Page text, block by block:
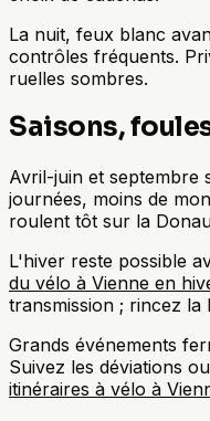
La nuit, feux blanc
contrôles fréquents.
ruelles sombres.
Saisons,
Avril-juin et septembre
journées, moins de
roulent tôt sur la
L'hiver reste possible
du vélo à Vienne en
transmission ; rincez la
Grands événements
Suivez les déviations
itinéraires à vélo à